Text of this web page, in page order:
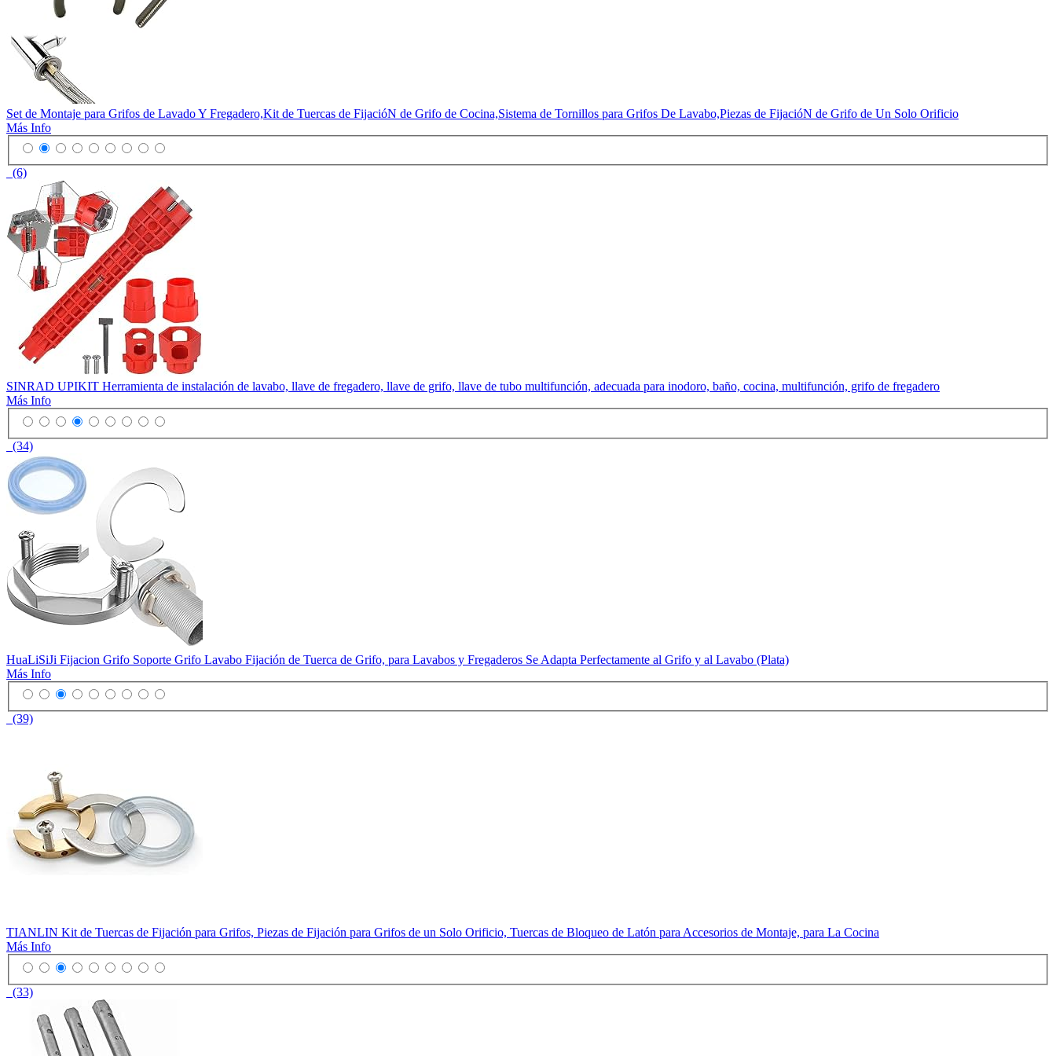
Set de Montaje para Grifos de Lavado Y Fregadero,Kit de Tuercas de FijacióN de Grifo de Cocina,Sistema de Tornillos para Grifos De Lavabo,Piezas de FijacióN de Grifo de Un Solo Orificio
Más Info
(6)
SINRAD UPIKIT Herramienta de instalación de lavabo, llave de fregadero, llave de grifo, llave de tubo multifunción, adecuada para inodoro, baño, cocina, multifunción, grifo de fregadero
Más Info
(34)
HuaLiSiJi Fijacion Grifo Soporte Grifo Lavabo Fijación de Tuerca de Grifo, para Lavabos y Fregaderos Se Adapta Perfectamente al Grifo y al Lavabo (Plata)
Más Info
(39)
TIANLIN Kit de Tuercas de Fijación para Grifos, Piezas de Fijación para Grifos de un Solo Orificio, Tuercas de Bloqueo de Latón para Accesorios de Montaje, para La Cocina
Más Info
(33)